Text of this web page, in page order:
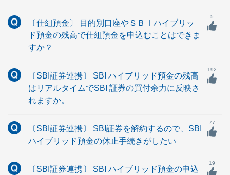
〔仕組預金〕 目的別口座やＳＢＩハイブリッ
ド預金の残高で仕組預金を申込むことはできま
すか？
5
〔SBI証券連携〕 SBI ハイブリッド預金の残高
はリアルタイムでSBI 証券の買付余力に反映さ
れますか。
192
〔SBI証券連携〕 SBI証券を解約するので、SBI
ハイブリッド預金の休止手続きがしたい
77
〔SBI証券連携〕 SBI ハイブリッド預金の申込
19